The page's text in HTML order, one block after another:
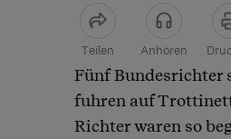
Teilen Anhören
Article teilen
Fünf Bundesrichter
fuhren auf
Richter waren so